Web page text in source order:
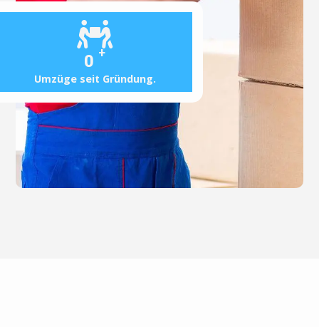
0 +
Umzüge seit Gründung.